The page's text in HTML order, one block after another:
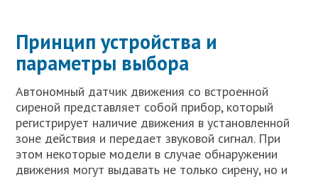
Принцип устройства и
параметры выбора
Автономный датчик движения со встроенной
сиреной представляет собой прибор, который
регистрирует наличие движения в установленной
зоне действия и передает звуковой сигнал. При
этом некоторые модели в случае обнаружении
движения могут выдавать не только сирену, но и